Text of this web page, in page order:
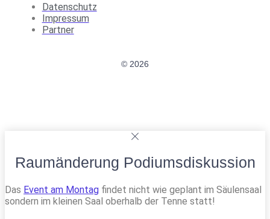
Datenschutz
Impressum
Partner
© 2026
Raumänderung Podiumsdiskussion
Das Event am Montag findet nicht wie geplant im Säulensaal
sondern im kleinen Saal oberhalb der Tenne statt!